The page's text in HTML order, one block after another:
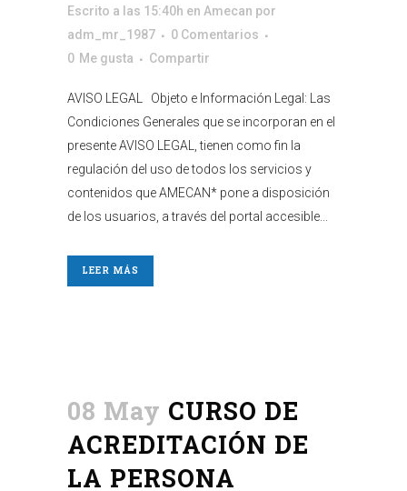
Escrito a las 15:40h en Amecan por
adm_mr_1987
0 Comentarios
0 Me gusta Compartir
AVISO LEGAL Objeto e Información Legal: Las
Condiciones Generales que se incorporan en el
presente AVISO LEGAL, tienen como fin la
regulación del uso de todos los servicios y
contenidos que AMECAN* pone a disposición
de los usuarios, a través del portal accesible...
LEER MÁS
08 May CURSO DE
ACREDITACIÓN DE
LA PERSONA